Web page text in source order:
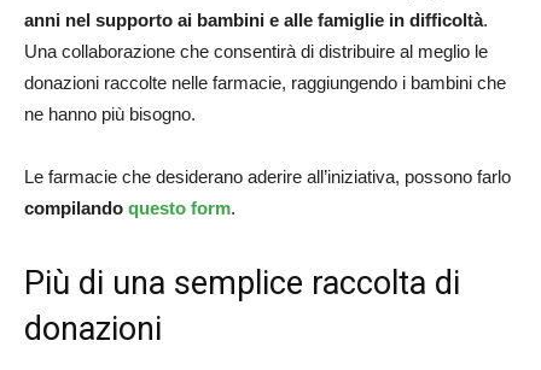
anni nel supporto ai bambini e alle famiglie in difficoltà.
Una collaborazione che consentirà di distribuire al meglio le
donazioni raccolte nelle farmacie, raggiungendo i bambini che
ne hanno più bisogno.
Le farmacie che desiderano aderire all’iniziativa, possono farlo
compilando questo form.
Più di una semplice raccolta di
donazioni